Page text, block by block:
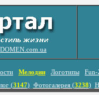
DOMEN.com.ua
Мелодии Логотипы
Fun-
(3147) Фотогалерея (3238)